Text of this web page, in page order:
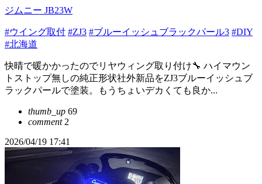
ジムニー JB23W
#ウイング取付 #ZJ3 #ブルーイッシュブラックパール3 #DIY
#北海道
快晴で暖かかったのでリヤウィング取り付け🔧 ハイマウン
トストップ無しの純正形状社外新品をZJ3ブルーイッシュブ
ラックパールで塗装。もうちょいデカくても良か...
thumb_up 69
comment2
2026/04/19 17:41